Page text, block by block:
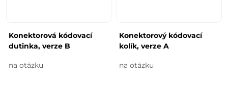
Konektorová kódovací
dutinka, verze B
na otázku
Konektorový kódovací
kolík, verze A
na otázku